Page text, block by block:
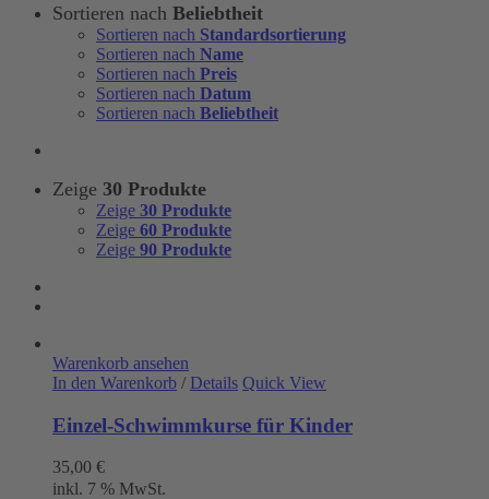
Sortieren nach Beliebtheit
Sortieren nach Standardsortierung
Sortieren nach Name
Sortieren nach Preis
Sortieren nach Datum
Sortieren nach Beliebtheit
Zeige 30 Produkte
Zeige 30 Produkte
Zeige 60 Produkte
Zeige 90 Produkte
Warenkorb ansehen
In den Warenkorb / Details Quick View
Einzel-Schwimmkurse für Kinder
35,00 €
inkl. 7 % MwSt.